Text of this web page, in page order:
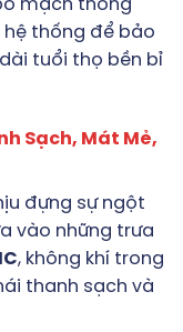
mạch thông
thống để bảo
tuổi thọ bền bỉ
Sạch, Mát Mẻ,
đựng sự ngột
vào những trưa
, không khí trong
thanh sạch và